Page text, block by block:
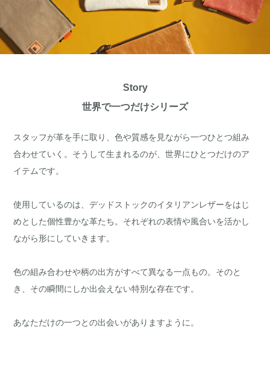
Story
世界で一つだけシリーズ
スタッフが革を手に取り、色や質感を見ながら一つひとつ組み
合わせていく。そうして生まれるのが、世界にひとつだけのア
イテムです。
使用しているのは、デッドストックのイタリアンレザーをはじ
めとした個性豊かな革たち。それぞれの表情や風合いを活かし
ながら形にしていきます。
色の組み合わせや柄の出方がすべて異なる一点もの。そのと
き、その瞬間にしか出会えない特別な存在です。
あなただけの一つとの出会いがありますように。